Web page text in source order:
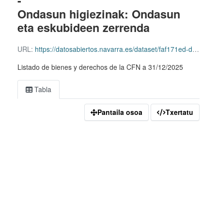
Ondasun higiezinak: Ondasun
eta eskubideen zerrenda
URL: https://datosabiertos.navarra.es/dataset/faf171ed-df95-45f2-b1cb-acc0c4ed213d/resource/d7c5a8f5-e7bc-4fdc-8670-270482b008a2/download/listado-global2025.csv
Listado de bienes y derechos de la CFN a 31/12/2025
Tabla
Pantaila osoa Txertatu